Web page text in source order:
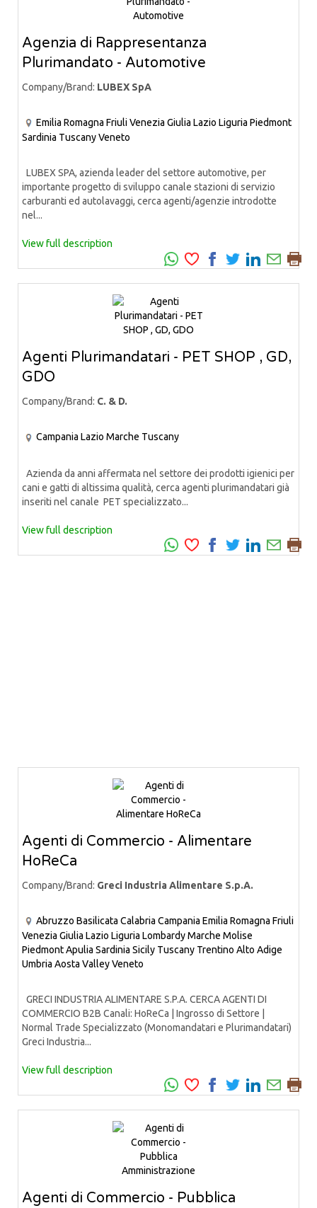
Agenzia di Rappresentanza
Plurimandato - Automotive
Company/Brand: LUBEX SpA
Emilia Romagna Friuli Venezia Giulia Lazio Liguria Piedmont
Sardinia TuscanyVeneto
LUBEX SPA, azienda leader del settore automotive, per
importante progetto di sviluppo canale stazioni di servizio
carburanti ed autolavaggi, cerca agenti/agenzie introdotte
nel...
View full description
Agenti Plurimandatari - PET SHOP , GD,
GDO
Company/Brand: C. & D.
Campania Lazio Marche Tuscany
Azienda da anni affermata nel settore dei prodotti igienici per
cani e gatti di altissima qualità, cerca agenti plurimandatari già
inseriti nel canale PET specializzato...
View full description
Agenti di Commercio - Alimentare
HoReCa
Company/Brand: Greci Industria Alimentare S.p.A.
Abruzzo Basilicata Calabria Campania Emilia Romagna Friuli
Venezia Giulia Lazio Liguria LombardyMarche Molise
PiedmontApulia Sardinia Sicily Tuscany Trentino Alto Adige
Umbria Aosta ValleyVeneto
GRECI INDUSTRIA ALIMENTARE S.P.A. CERCA AGENTI DI
COMMERCIO B2B Canali: HoReCa | Ingrosso di Settore |
Normal Trade Specializzato (Monomandatari e Plurimandatari)
Greci Industria...
View full description
Agenti di Commercio - Pubblica